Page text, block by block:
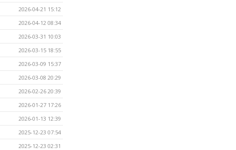
2026-04-21 15:12
2026-04-12 08:34
2026-03-31 10:03
2026-03-15 18:55
2026-03-09 15:37
2026-03-08 20:29
2026-02-26 20:39
2026-01-27 17:26
2026-01-13 12:39
2025-12-23 07:54
2025-12-23 02:31